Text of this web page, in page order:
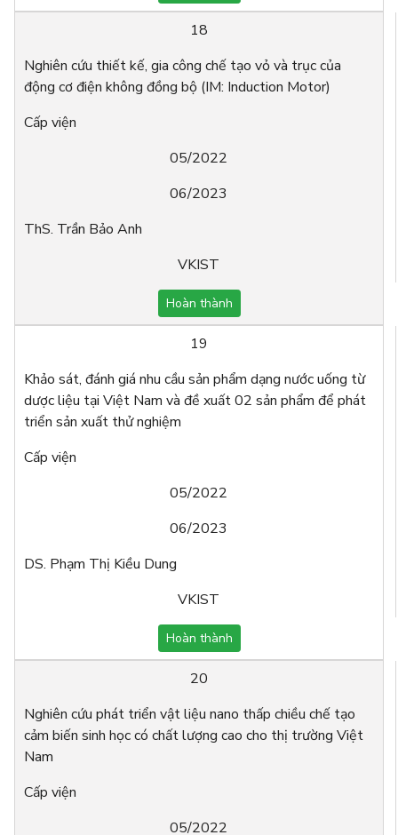
18
Nghiên cứu thiết kế, gia công chế tạo vỏ và trục của
động cơ điện không đồng bộ (IM: Induction Motor)
Cấp viện
05/2022
06/2023
ThS. Trần Bảo Anh
VKIST
Hoàn thành
19
Khảo sát, đánh giá nhu cầu sản phẩm dạng nước uống từ
dược liệu tại Việt Nam và đề xuất 02 sản phẩm để phát
triển sản xuất thử nghiệm
Cấp viện
05/2022
06/2023
DS. Phạm Thị Kiều Dung
VKIST
Hoàn thành
20
Nghiên cứu phát triển vật liệu nano thấp chiều chế tạo
cảm biến sinh học có chất lượng cao cho thị trường Việt
Nam
Cấp viện
05/2022